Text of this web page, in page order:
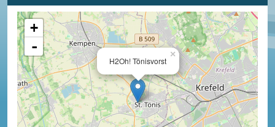
×
H2Oh! Tönisvorst
+
-